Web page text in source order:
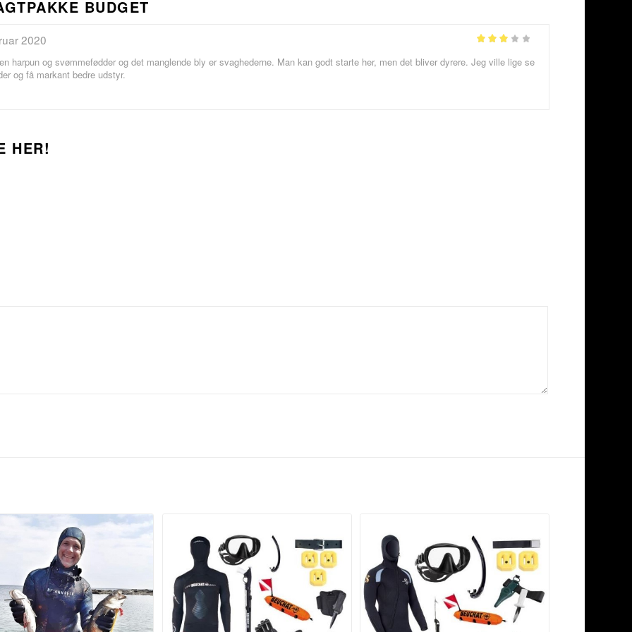
BUDGET
3ud af
2020
harpun og svømmefødder og det manglende bly er svaghederne. Man kan godt starte her, men det bliver dyrere. Jeg ville lige se
og få markant bedre udstyr.
HER!